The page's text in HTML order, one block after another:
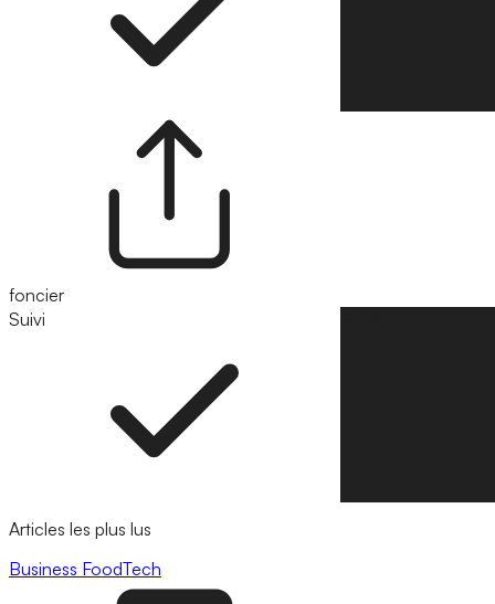
foncier
Suivi
Articles les plus lus
Business FoodTech